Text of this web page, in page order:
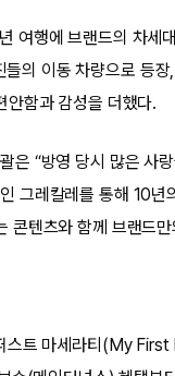
여행에 브랜드의 차
의 이동 차량으로 등
안함과 감성을 더했다.
은 “방영 당시 많은 사
그레칼레를 통해 10
콘텐츠와 함께 브랜드
스트 마세라티(My